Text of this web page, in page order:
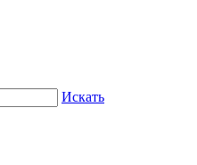
Искать